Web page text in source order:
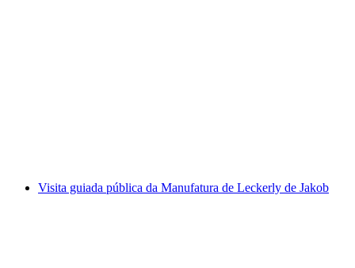
Visita guiada pública da Manufatura de Leckerly de Jakob